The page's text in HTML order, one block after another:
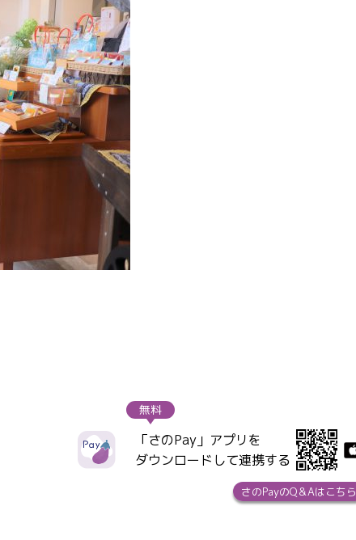
「さのPay」アプリを
ダウンロードして連携する
無料
さのPayのQ＆Aはこちら